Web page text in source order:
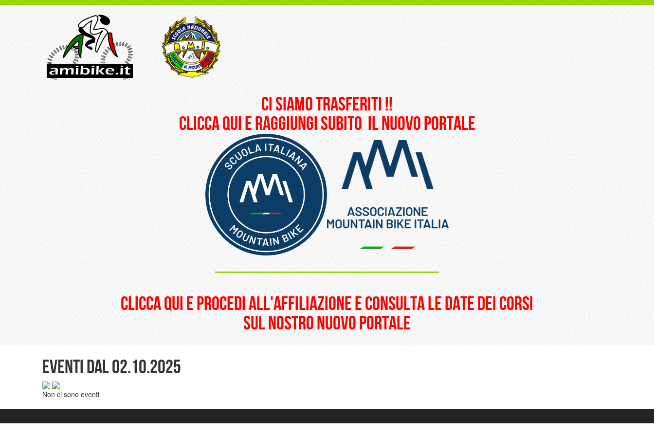
ci siamo trasferiti !!
clicca qui e raggiungi subito il nuovo portale
_______________________
clicca qui e procedi all'affiliazione e consulta le date dei corsi
sul nostro nuovo portale
Eventi dal 02.10.2025
Non ci sono eventi